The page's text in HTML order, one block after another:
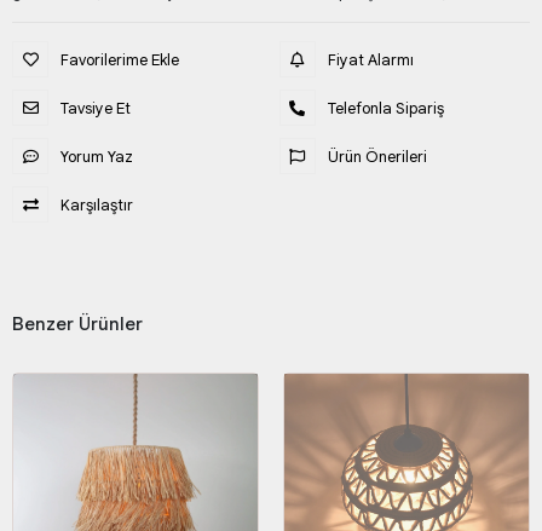
Favorilerime Ekle
Tavsiye Et
Yorum Yaz
Karşılaştır
Fiyat Alarmı
Telefonla Sipariş
Ürün Önerileri
Benzer Ürünler